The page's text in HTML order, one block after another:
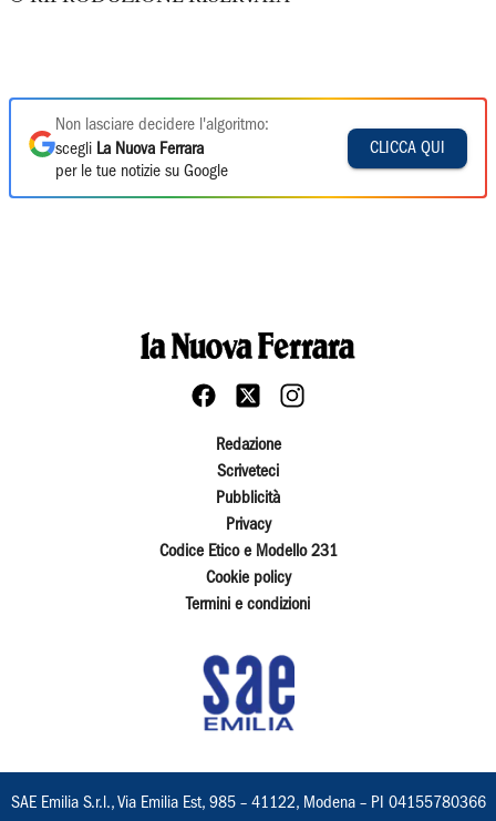
Non lasciare decidere l'algoritmo:
scegli La Nuova Ferrara
per le tue notizie su Google
CLICCA QUI
Redazione
Scriveteci
Pubblicità
Privacy
Codice Etico e Modello 231
Cookie policy
Termini e condizioni
SAE Emilia S.r.l., Via Emilia Est, 985 – 41122, Modena – PI 04155780366